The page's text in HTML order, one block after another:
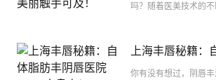
吗？随着医美技术的
上海丰唇秘籍：
盘点！
你有没有想过，阴唇